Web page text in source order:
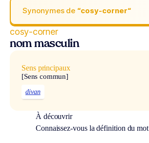
Synonymes de “cosy-corner“
cosy-corner
nom masculin
Sens principaux
[Sens commun]
divan
À découvrir
Connaissez-vous la définition du mot